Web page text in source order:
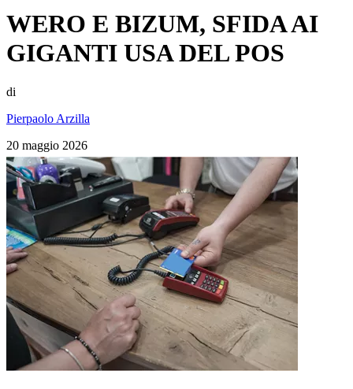
WERO E BIZUM, SFIDA AI
GIGANTI USA DEL POS
di
Pierpaolo Arzilla
20 maggio 2026